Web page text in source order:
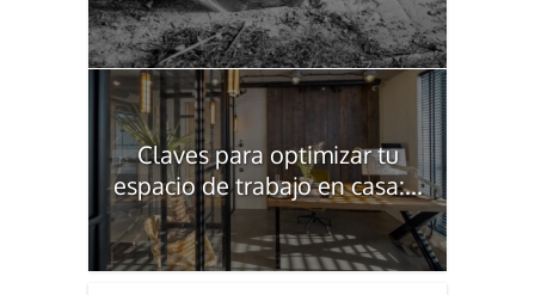
Claves para optimizar tu
espacio de trabajo en casa:...